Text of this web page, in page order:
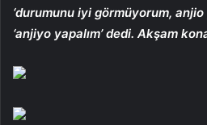
‘durumunu iyi görmüyorum, anjio
‘anjiyo yapalım’ dedi. Akşam